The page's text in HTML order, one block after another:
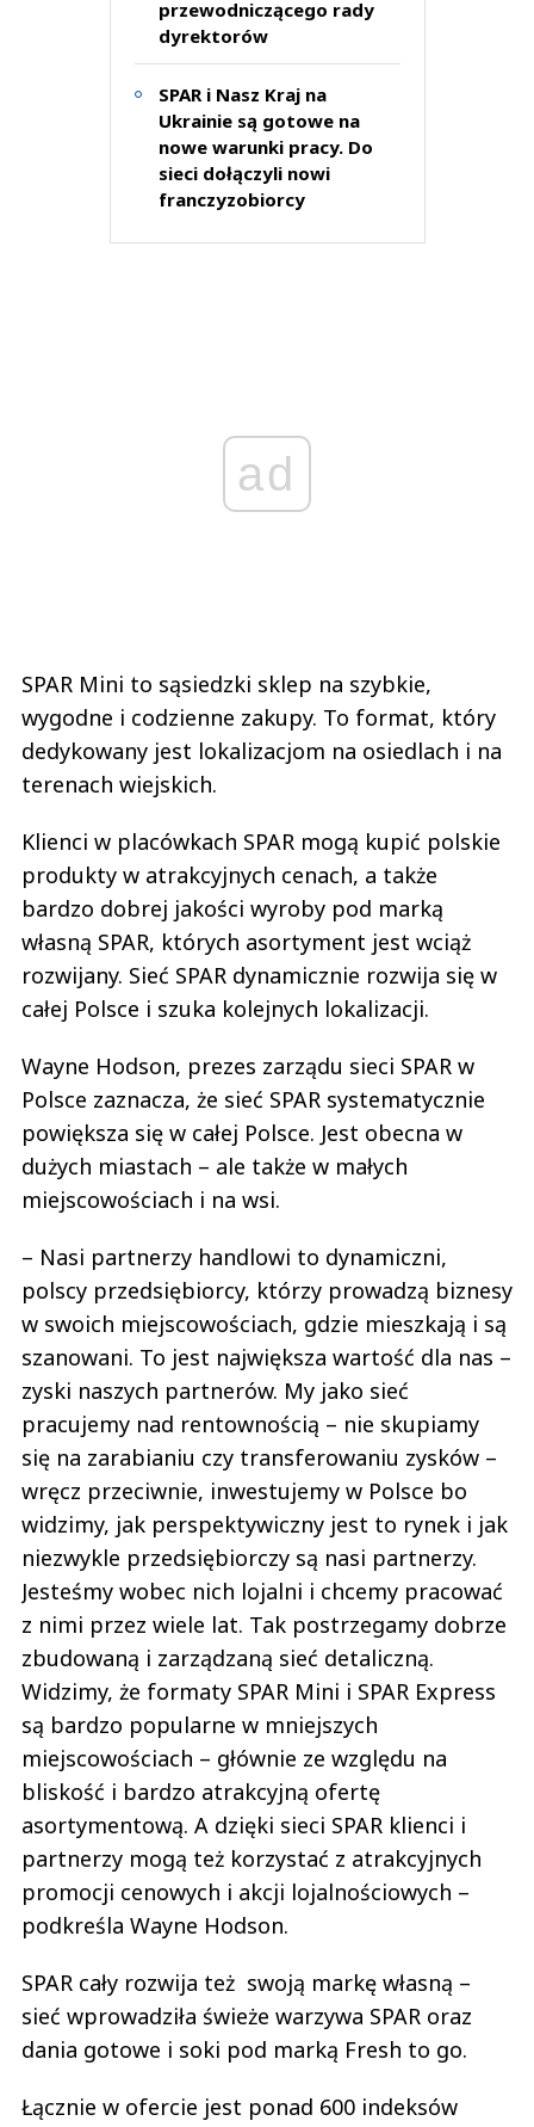
przewodniczącego rady
dyrektorów
SPAR i Nasz Kraj na
Ukrainie są gotowe na
nowe warunki pracy. Do
sieci dołączyli nowi
franczyzobiorcy
ad
SPAR Mini to sąsiedzki sklep na szybkie,
wygodne i codzienne zakupy. To format, który
dedykowany jest lokalizacjom na osiedlach i na
terenach wiejskich.
Klienci w placówkach SPAR mogą kupić polskie
produkty w atrakcyjnych cenach, a także
bardzo dobrej jakości wyroby pod marką
własną SPAR, których asortyment jest wciąż
rozwijany. Sieć SPAR dynamicznie rozwija się w
całej Polsce i szuka kolejnych lokalizacji.
Wayne Hodson, prezes zarządu sieci SPAR w
Polsce zaznacza, że sieć SPAR systematycznie
powiększa się w całej Polsce. Jest obecna w
dużych miastach – ale także w małych
miejscowościach i na wsi.
– Nasi partnerzy handlowi to dynamiczni,
polscy przedsiębiorcy, którzy prowadzą biznesy
w swoich miejscowościach, gdzie mieszkają i są
szanowani. To jest największa wartość dla nas –
zyski naszych partnerów. My jako sieć
pracujemy nad rentownością – nie skupiamy
się na zarabianiu czy transferowaniu zysków –
wręcz przeciwnie, inwestujemy w Polsce bo
widzimy, jak perspektywiczny jest to rynek i jak
niezwykle przedsiębiorczy są nasi partnerzy.
Jesteśmy wobec nich lojalni i chcemy pracować
z nimi przez wiele lat. Tak postrzegamy dobrze
zbudowaną i zarządzaną sieć detaliczną.
Widzimy, że formaty SPAR Mini i SPAR Express
są bardzo popularne w mniejszych
miejscowościach – głównie ze względu na
bliskość i bardzo atrakcyjną ofertę
asortymentową. A dzięki sieci SPAR klienci i
partnerzy mogą też korzystać z atrakcyjnych
promocji cenowych i akcji lojalnościowych –
podkreśla Wayne Hodson.
SPAR cały rozwija też swoją markę własną –
sieć wprowadziła świeże warzywa SPAR oraz
dania gotowe i soki pod marką Fresh to go.
Łącznie w ofercie jest ponad 600 indeksów